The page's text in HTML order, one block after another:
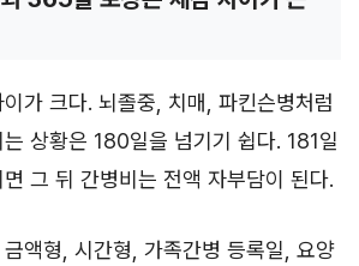
가 크다. 뇌졸중, 치매, 파킨슨병처럼
상황은 180일을 넘기기 쉽다. 181일
그 뒤 간병비는 전액 자부담이 된다.
액형, 시간형, 가족간병 등록일, 요양